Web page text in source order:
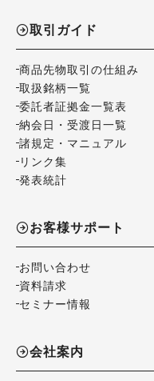
取引ガイド
商品先物取引の仕組み
取扱銘柄一覧
委託者証拠金一覧表
納会日・受渡日一覧
諸規定・マニュアル
リンク集
発表統計
お客様サポート
お問い合わせ
資料請求
セミナー情報
会社案内